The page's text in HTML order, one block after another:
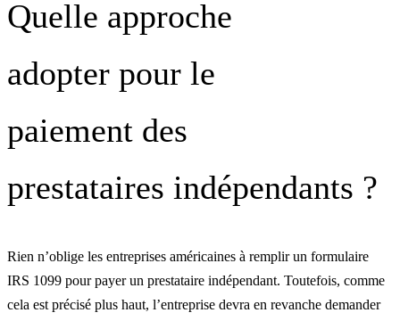
Quelle approche
adopter pour le
paiement des
prestataires indépendants ?
Rien n’oblige les entreprises américaines à remplir un formulaire
IRS 1099 pour payer un prestataire indépendant. Toutefois, comme
cela est précisé plus haut, l’entreprise devra en revanche demander